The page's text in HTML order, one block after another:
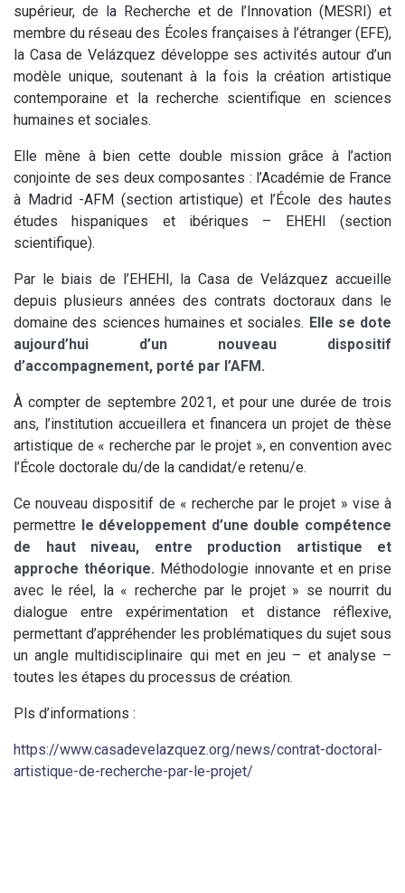
supérieur, de la Recherche et de l’Innovation (MESRI) et
membre du réseau des Écoles françaises à l’étranger (EFE),
la Casa de Velázquez développe ses activités autour d’un
modèle unique, soutenant à la fois la création artistique
contemporaine et la recherche scientifique en sciences
humaines et sociales.
Elle mène à bien cette double mission grâce à l’action
conjointe de ses deux composantes : l’Académie de France
à Madrid -AFM (section artistique) et l’École des hautes
études hispaniques et ibériques – EHEHI (section
scientifique).
Par le biais de l’EHEHI, la Casa de Velázquez accueille
depuis plusieurs années des contrats doctoraux dans le
domaine des sciences humaines et sociales. Elle se dote
aujourd’hui d’un nouveau dispositif
d’accompagnement, porté par l’AFM.
À compter de septembre 2021, et pour une durée de trois
ans, l’institution accueillera et financera un projet de thèse
artistique de « recherche par le projet », en convention avec
l’École doctorale du/de la candidat/e retenu/e.
Ce nouveau dispositif de « recherche par le projet » vise à
permettre le développement d’une double compétence
de haut niveau, entre production artistique et
approche théorique. Méthodologie innovante et en prise
avec le réel, la « recherche par le projet » se nourrit du
dialogue entre expérimentation et distance réflexive,
permettant d’appréhender les problématiques du sujet sous
un angle multidisciplinaire qui met en jeu – et analyse –
toutes les étapes du processus de création.
Pls d’informations :
https://www.casadevelazquez.org/news/contrat-doctoral-
artistique-de-recherche-par-le-projet/